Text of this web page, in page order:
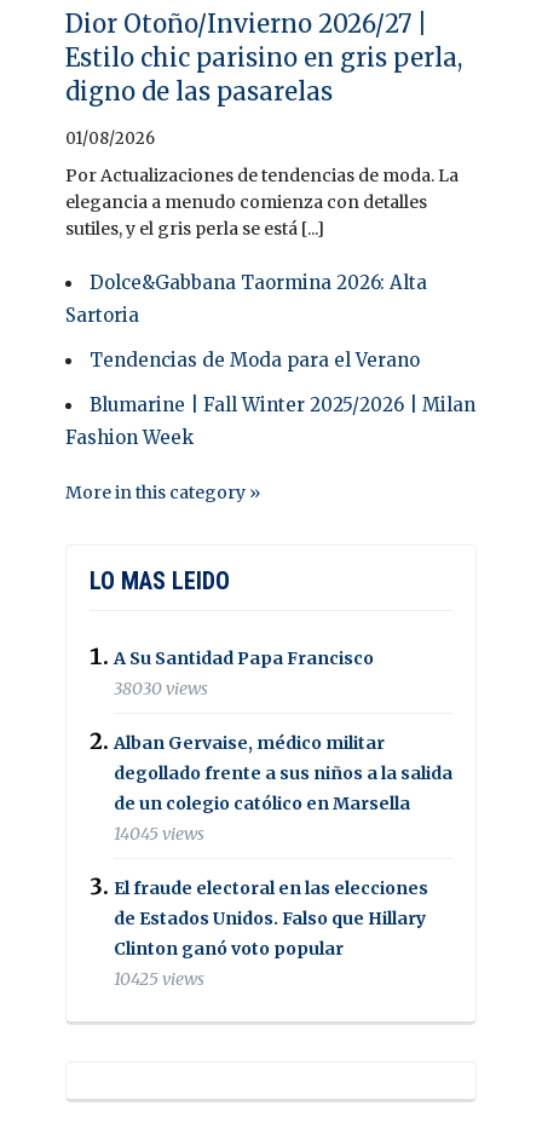
Dior Otoño/Invierno 2026/27 |
Estilo chic parisino en gris perla,
digno de las pasarelas
01/08/2026
Por Actualizaciones de tendencias de moda. La
elegancia a menudo comienza con detalles
sutiles, y el gris perla se está [...]
Dolce&Gabbana Taormina 2026: Alta
Sartoria
Tendencias de Moda para el Verano
Blumarine | Fall Winter 2025/2026 | Milan
Fashion Week
More in this category »
LO MAS LEIDO
A Su Santidad Papa Francisco
38030 views
Alban Gervaise, médico militar
degollado frente a sus niños a la salida
de un colegio católico en Marsella
14045 views
El fraude electoral en las elecciones
de Estados Unidos. Falso que Hillary
Clinton ganó voto popular
10425 views